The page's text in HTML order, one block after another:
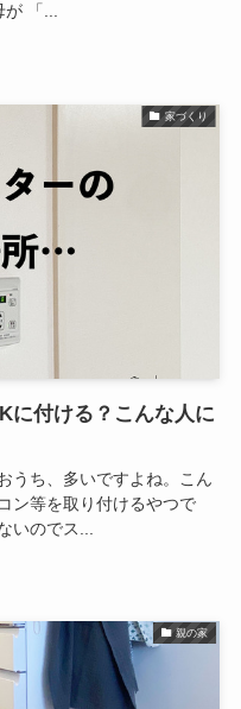
「...
家づくり
に付ける？こんな人に
うち、多いですよね。こん
ン等を取り付けるやつで
いのでス...
親の家